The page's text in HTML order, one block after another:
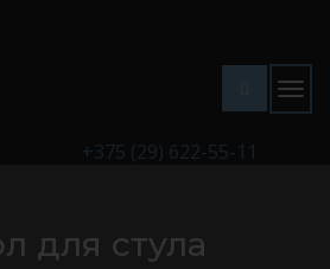
+375 (29) 622-55-11
для стула